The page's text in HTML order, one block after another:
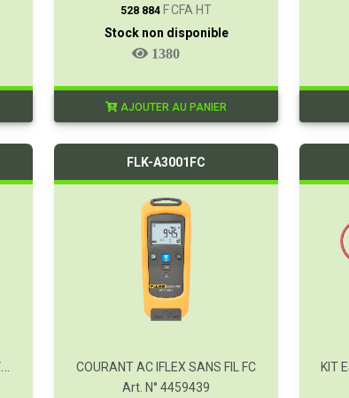
528 884 F CFA HT
Stock non disponible
1380
AJOUTER AU PANIER
KIT ESSENTIEL SANS FIL FC AVEC A3000
FLK-A3001FC
COURANT AC IFLEX SANS FIL FC
Art. N° 4459439